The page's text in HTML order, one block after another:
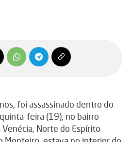
foi assassinado dentro do
feira (19), no bairro
Norte do Espírito